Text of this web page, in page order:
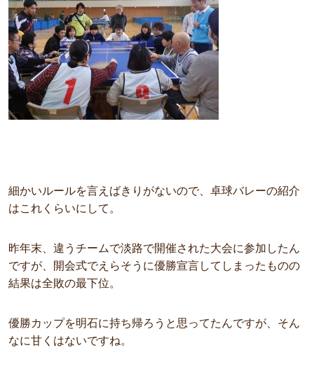
細かいルールを言えばきりがないので、卓球バレーの紹介
はこれくらいにして。
昨年末、違うチームで淡路で開催された大会に参加したん
ですが、開会式でえらそうに優勝宣言してしまったものの
結果は全敗の最下位。
優勝カップを明石に持ち帰ろうと思ってたんですが、そん
なに甘くはないですね。